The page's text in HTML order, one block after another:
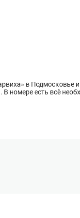
в Подмосковье
номере есть всё